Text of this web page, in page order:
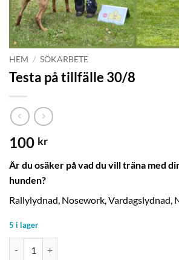
HEM / SÖKARBETE
Testa på tillfälle 30/8
100 kr
Är du osäker på vad du vill träna med
hunden?
Rallylydnad, Nosework, Vardagslydnad,
5 i lager